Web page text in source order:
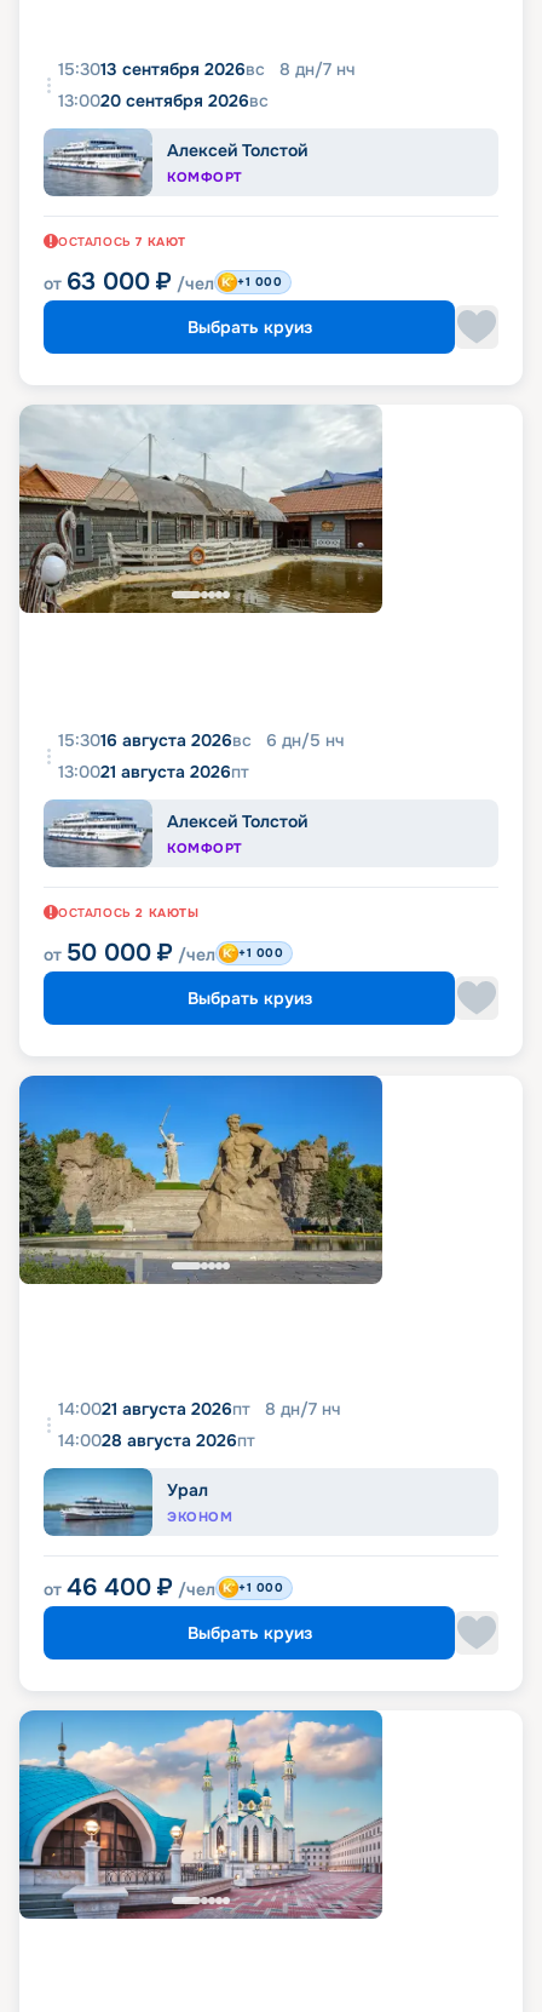
15:3013 сентября 2026вс 8 дн/7 нч
13:0020 сентября 2026вс
Алексей Толстой
КОМФОРТ
ОСТАЛОСЬ 7 КАЮТ
от 63 000 ₽ /чел +1 000
Выбрать круиз
15:3016 августа 2026вс 6 дн/5 нч
13:0021 августа 2026пт
Алексей Толстой
КОМФОРТ
ОСТАЛОСЬ 2 КАЮТЫ
от 50 000 ₽ /чел +1 000
Выбрать круиз
14:0021 августа 2026пт 8 дн/7 нч
14:0028 августа 2026пт
Урал
ЭКОНОМ
от 46 400 ₽ /чел +1 000
Выбрать круиз